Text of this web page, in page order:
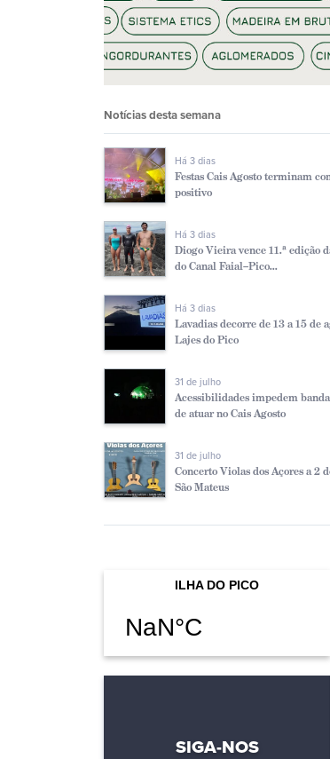
Notícias desta semana
Há 3 dias
Festas Cais Agosto terminam
positivo
Há 3 dias
Diogo Vieira vence 11.ª edição
do Canal Faial–Pico...
Há 3 dias
Lavadias decorre de 13 a 15 de
Lajes do Pico
31 de julho
Acessibilidades impedem
de atuar no Cais Agosto
31 de julho
Concerto Violas dos Açores a 2
São Mateus
SIGA-NOS